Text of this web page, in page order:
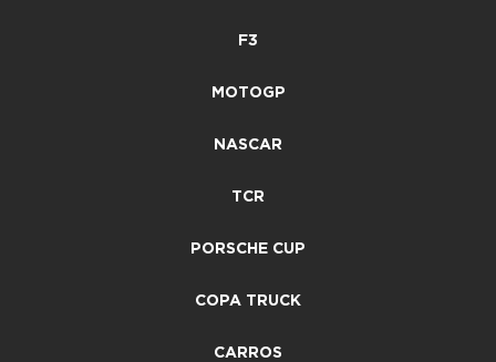
F3
MOTOGP
NASCAR
TCR
PORSCHE CUP
COPA TRUCK
CARROS